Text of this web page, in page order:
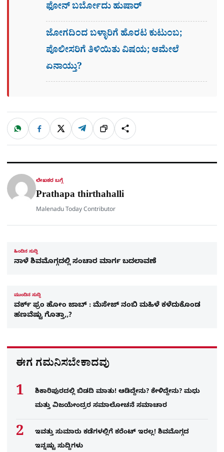
ಫೋನ್​ ಬರ್ಬೋದು ಹುಷಾರ್​​
ಜೋಗದಿಂದ ಬಳ್ಳಾರಿಗೆ ಹೊರಟ ಕುಟುಂಬ;
ಪೊಲೀಸರಿಗೆ ತಿಳಿಯಿತು ವಿಷಯ; ಆಮೇಲೆ
ಏನಾಯ್ತು?
ಹಂಚಿಕೊಳ್ಳಿ
W
a
t
p
F
c
e
o
X T
l
e
a
ಲಿಂ
ಕ್
S
h
a
ಲೇಖಕರ ಬಗ್ಗೆ
Prathapa thirthahalli
Malenadu Today Contributor
ಹಿಂದಿನ ಸುದ್ದಿ
ನಾಳೆ ಶಿವಮೊಗ್ಗದಲ್ಲಿ ಸಂಚಾರ ಮಾರ್ಗ ಬದಲಾವಣೆ
ಮುಂದಿನ ಸುದ್ದಿ
ವರ್ಕ್​​ ಫ್ರಂ ಹೋಂ ಜಾಬ್​​ : ಮೆಸೇಜ್​ ನಂಬಿ ಮಹಿಳೆ ಕಳೆದುಕೊಂಡ
ಹಣವೆಷ್ಟು ಗೊತ್ತಾ,,?
ಈಗ ಗಮನಿಸಬೇಕಾದವು
ಶಿಕಾರಿಪುರದಲ್ಲಿ ಬಿಡದಿ ಮಾತು! ಆಡಿದ್ದೇನು? ಕೇಳಿದ್ದೇನು? ಮಧು
ಮತ್ತು ವಿಜಯೇಂದ್ರರ ಸಮಾಲೋಚನೆ ಸಮಾಚಾರ
ಇವತ್ತು ಸುಮಾರು ಕಡೆಗಳಲ್ಲಿಗೆ ಕರೆಂಟ್ ಇರಲ್ಲ! ಶಿವಮೊಗ್ಗದ
ಇನ್ನಷ್ಟು ಸುದ್ದಿಗಳು